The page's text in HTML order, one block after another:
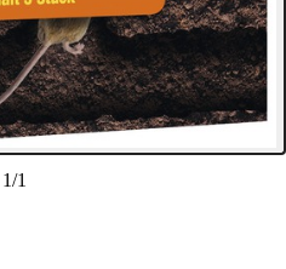
1/1